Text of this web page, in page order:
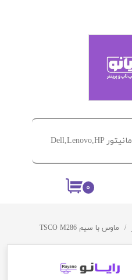
۰
ماوس با سیم TSCO M286